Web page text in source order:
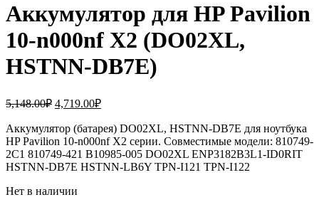
Аккумулятор для HP Pavilion
10-n000nf X2 (DO02XL,
HSTNN-DB7E)
5,148.00₽ Первоначальная
составляла
5,148.00₽.
4,719.00₽Текущая
4,719.00₽.
Аккумулятор (батарея) DO02XL, HSTNN-DB7E для ноутбука
HP Pavilion 10-n000nf X2 серии. Совместимые модели: 810749-
2C1 810749-421 B10985-005 DO02XL ENP3182B3L1-ID0RIT
HSTNN-DB7E HSTNN-LB6Y TPN-I121 TPN-I122
Нет в наличии